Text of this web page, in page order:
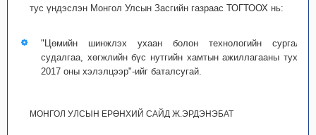
тус үндэслэн Монгол Улсын Засгийн газраас ТОГТООХ нь:
"Цөмийн шинжлэх ухаан болон технологийн сургалт,
судалгаа, хөгжлийн бүс нутгийн хамтын ажиллагааны тухай
2017 оны хэлэлцээр"-ийг баталсугай.
МОНГОЛ УЛСЫН ЕРӨНХИЙ САЙД Ж.ЭРДЭНЭБАТ